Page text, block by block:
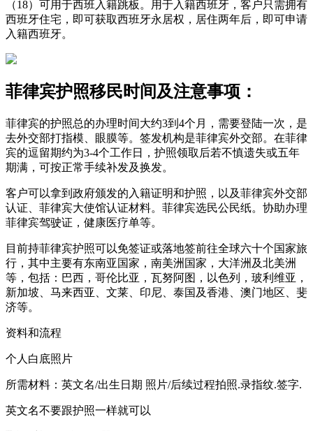
（18）可用于西班入籍跳板。用于入籍西班牙，客户只需拥有
西班牙住宅，即可获取西班牙永居权，居住两年后，即可申请
入籍西班牙。
菲律宾护照移民时间及注意事项：
菲律宾的护照总的办理时间大约3到4个月，需要登陆一次，是
去外交部打指模、眼膜等。签发机构是菲律宾外交部。在菲律
宾的逗留期约为3-4个工作日，护照领取后若不慎遗失或五年
期满，可按正常手续补发及换发。
客户可以拿到政府颁发的入籍证明和护照，以及菲律宾外交部
认证、菲律宾大使馆认证材料。菲律宾选民公民纸。协助办理
菲律宾驾驶证，健康医疗单等。
目前持菲律宾护照可以免签证或落地签前往全球六十个国家旅
行，其中主要有东南亚国家，南美洲国家，大洋洲及北美洲
等，包括：巴西，哥伦比亚，瓦努阿图，以色列，玻利维亚，
新加坡、马来西亚、文莱、印尼、泰国及香港、澳门地区、斐
济等。
资料和流程
个人白底照片
所需材料：英文名/出生日期 照片/后续过程拍照.录指纹.签字.
英文名不要跟护照一样就可以